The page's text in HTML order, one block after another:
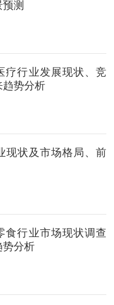
测
疗行业发展现状、竞
趋势分析
现状及市场格局、前
食行业市场现状调查
势分析